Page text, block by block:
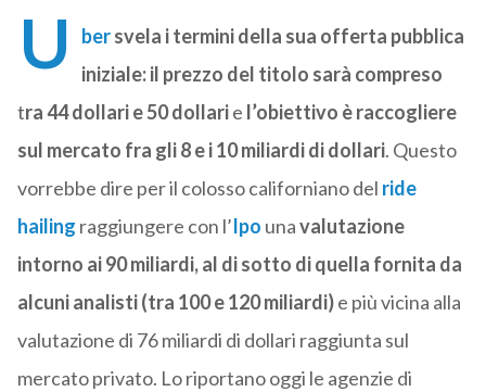
U bersvela i termini della sua offerta pubblica
iniziale:il prezzo del titolo sarà compreso
tra 44 dollari e 50 dollarie l’obiettivo è raccogliere
sul mercato fra gli 8 e i 10 miliardi di dollari. Questo
vorrebbe dire per il colosso californiano del ride
hailing raggiungere con l’Ipo unavalutazione
intorno ai 90 miliardi, al di sotto di quella fornita da
alcuni analisti (tra 100 e 120 miliardi)e più vicina alla
valutazione di 76 miliardi di dollari raggiunta sul
mercato privato. Lo riportano oggi le agenzie di